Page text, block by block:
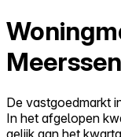
De vastgoedmarkt
In het afgelopen
gelijk aan het